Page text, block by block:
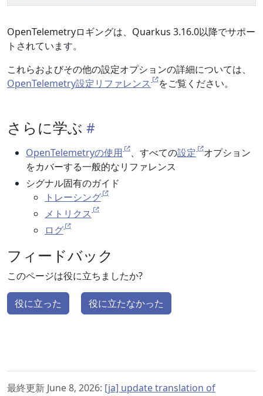
OpenTelemetryロギングは、Quarkus 3.16.0以降でサポー
トされています。
これらおよびその他の設定オプションの詳細については、
OpenTelemetry設定リファレンス
をご覧ください。
さらに学ぶ
OpenTelemetryの使用 、すべての設定
オプション
をカバーする一般的なリファレンス
シグナル固有のガイド
トレーシング
メトリクス
ログ
フィードバック
このページは役に立ちましたか?
役に立った 役に立たなかった
最終更新 June 8, 2026: [ja] update translation of